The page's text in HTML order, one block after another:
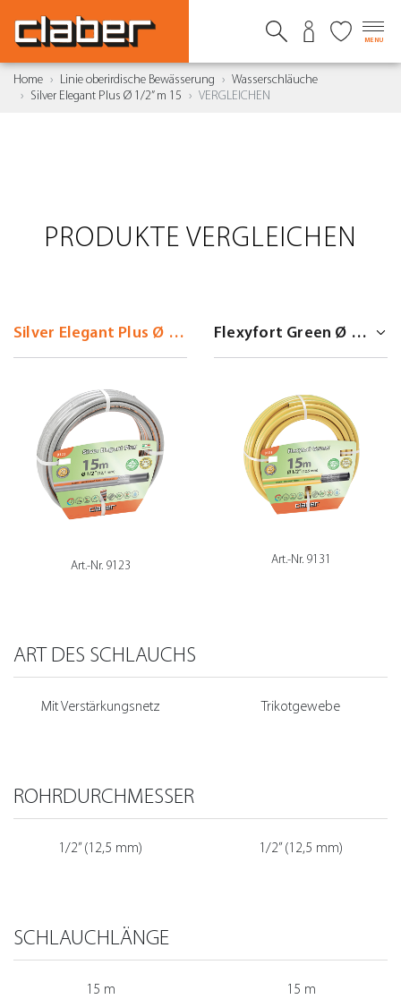
MENU
Home Linie oberirdische Bewässerung
Wasserschläuche
Silver Elegant Plus Ø 1/2” m 15
VERGLEICHEN
PRODUKTE VERGLEICHEN
Art.-Nr. 9123 Art.-Nr. 9131
ART DES SCHLAUCHS
Mit Verstärkungsnetz Trikotgewebe
ROHRDURCHMESSER
1/2” (12,5 mm) 1/2” (12,5 mm)
SCHLAUCHLÄNGE
15 m 15 m